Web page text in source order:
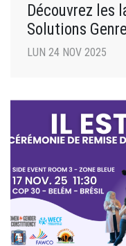
Découvrez les
Solutions
LUN 24 NOV 2025